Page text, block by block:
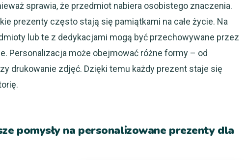
sprawia, że przedmiot nabiera osobistego znaczenia.
prezenty często stają się pamiątkami na całe życie. Na
lub te z dedykacjami mogą być przechowywane przez
Personalizacja może obejmować różne formy – od
drukowanie zdjęć. Dzięki temu każdy prezent staje się
pomysły na personalizowane prezenty dla